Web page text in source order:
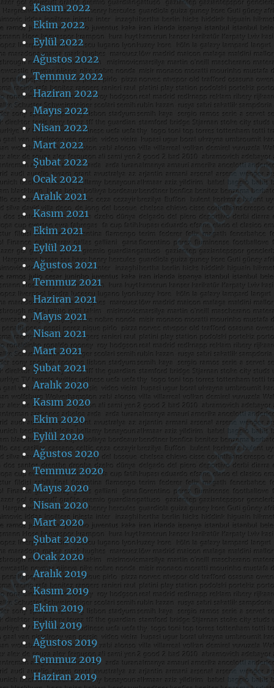
Kasım 2022
Ekim 2022
Eylül 2022
Ağustos 2022
Temmuz 2022
Haziran 2022
Mayıs 2022
Nisan 2022
Mart 2022
Şubat 2022
Ocak 2022
Aralık 2021
Kasım 2021
Ekim 2021
Eylül 2021
Ağustos 2021
Temmuz 2021
Haziran 2021
Mayıs 2021
Nisan 2021
Mart 2021
Şubat 2021
Aralık 2020
Kasım 2020
Ekim 2020
Eylül 2020
Ağustos 2020
Temmuz 2020
Mayıs 2020
Nisan 2020
Mart 2020
Şubat 2020
Ocak 2020
Aralık 2019
Kasım 2019
Ekim 2019
Eylül 2019
Ağustos 2019
Temmuz 2019
Haziran 2019